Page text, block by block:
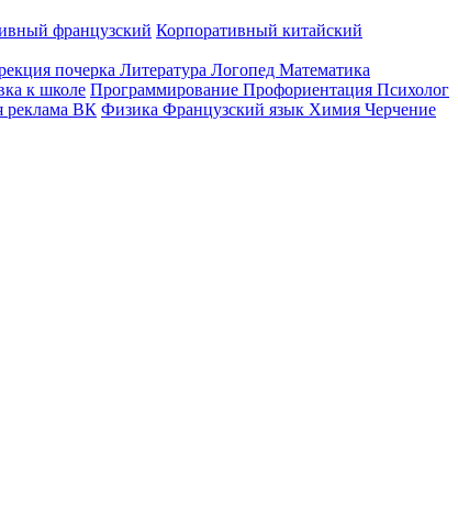
французский Корпоративный китайский
почерка Литература Логопед Математика
к школе Программирование Профориентация Психолог
реклама ВК Физика Французский язык Химия Черчение